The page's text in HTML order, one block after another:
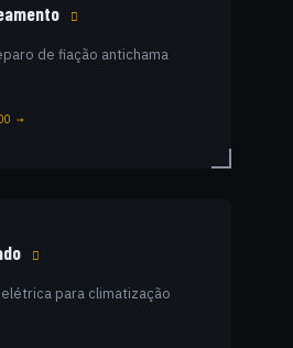
de fiação antichama
→
para climatização